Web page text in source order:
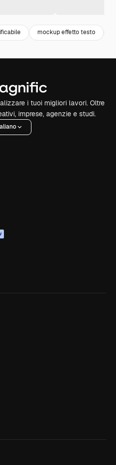
mockup effetto testo
i tuoi migliori lavori. Oltre
imprese, agenzie e studi.